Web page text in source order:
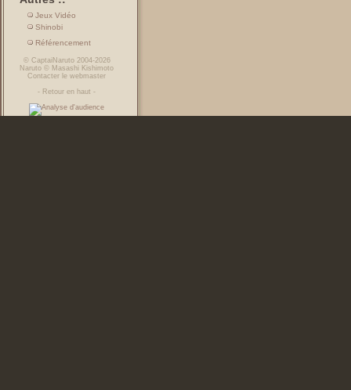
Jeux Vidéo
Shinobi
Référencement
© CaptaiNaruto2004-2026
Naruto © Masashi Kishimoto
Contacter le webmaster
- Retour en haut -